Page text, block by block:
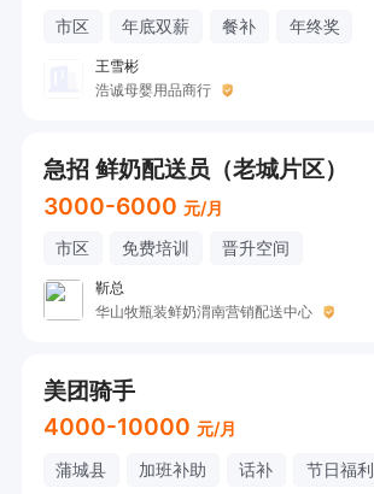
市区 年底双薪 餐补 年终奖
王雪彬
浩诚母婴用品商行
急招 鲜奶配送员（老城片区）
3000-6000 元/月
市区 免费培训 晋升空间
靳总
华山牧瓶装鲜奶渭南营销配送中心
美团骑手
4000-10000 元/月
蒲城县 加班补助 话补 节日福利